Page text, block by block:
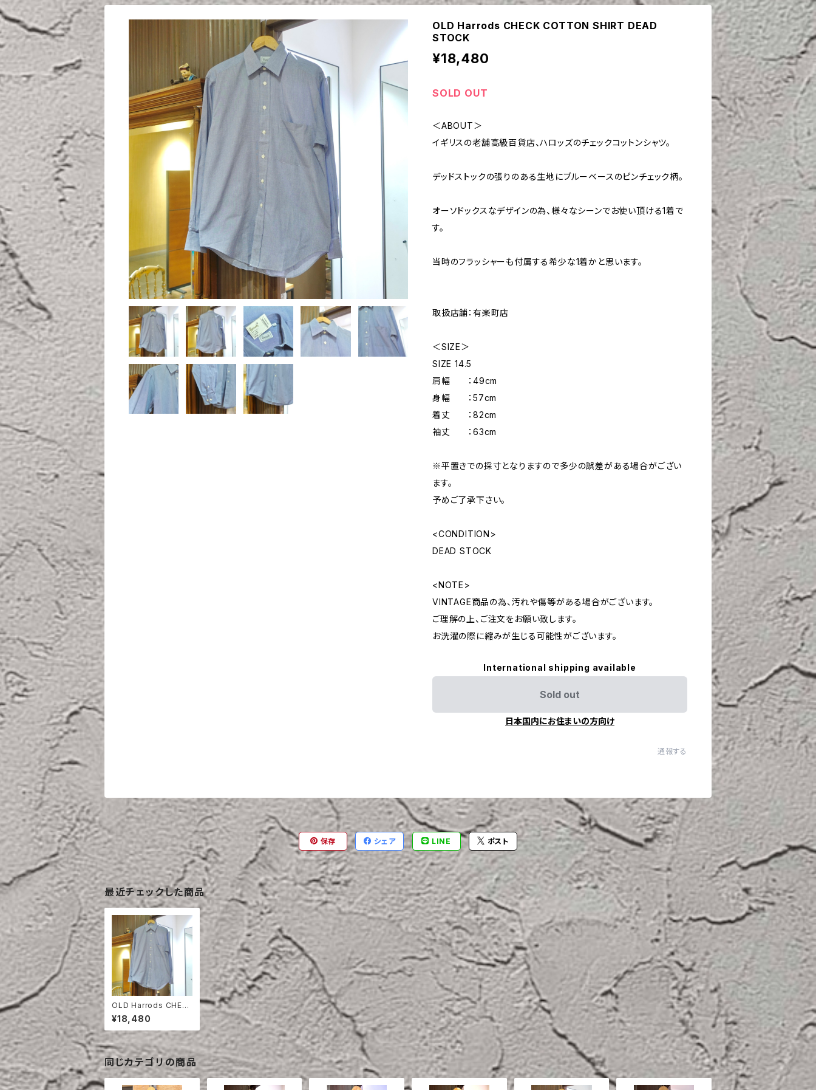
OLD Harrods CHECK COTTON SHIRT DEAD
STOCK
¥18,480
SOLD OUT
＜ABOUT＞
イギリスの老舗高級百貨店、ハロッズのチェックコットンシャツ。
デッドストックの張りのある生地にブルーベースのピンチェック柄。
オーソドックスなデザインの為、様々なシーンでお使い頂ける1着で
す。
当時のフラッシャーも付属する希少な1着かと思います。
取扱店舗：有楽町店
＜SIZE＞
SIZE 14.5
肩幅 ：49cm
身幅 ：57cm
着丈 ：82cm
袖丈 ：63cm
※平置きでの採寸となりますので多少の誤差がある場合がござい
ます。
予めご了承下さい。
<CONDITION>
DEAD STOCK
<NOTE>
VINTAGE商品の為、汚れや傷等がある場合がございます。
ご理解の上、ご注文をお願い致します。
お洗濯の際に縮みが生じる可能性がございます。
International shipping available
Sold out
日本国内にお住まいの方向け
通報する
保存 シェア LINE ポスト
最近チェックした商品
OLD Harrods CHEC
K COTTON SHIRT D
EAD STOCK
¥18,480
同じカテゴリの商品